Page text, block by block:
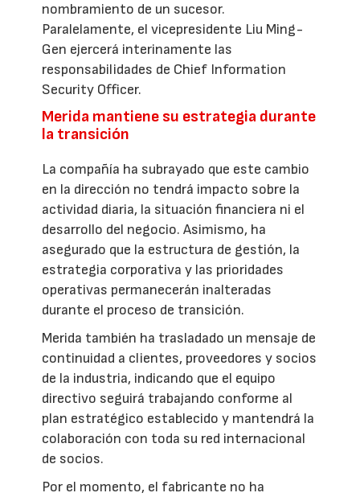
nombramiento de un sucesor.
Paralelamente, el vicepresidente Liu Ming-
Gen ejercerá interinamente las
responsabilidades de Chief Information
Security Officer.
Merida mantiene su estrategia durante
la transición
La compañía ha subrayado que este cambio
en la dirección no tendrá impacto sobre la
actividad diaria, la situación financiera ni el
desarrollo del negocio. Asimismo, ha
asegurado que la estructura de gestión, la
estrategia corporativa y las prioridades
operativas permanecerán inalteradas
durante el proceso de transición.
Merida también ha trasladado un mensaje de
continuidad a clientes, proveedores y socios
de la industria, indicando que el equipo
directivo seguirá trabajando conforme al
plan estratégico establecido y mantendrá la
colaboración con toda su red internacional
de socios.
Por el momento, el fabricante no ha